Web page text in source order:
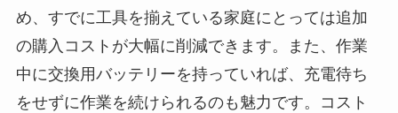
め、すでに工具を揃えている家庭にとっては追加
の購入コストが大幅に削減できます。また、作業
中に交換用バッテリーを持っていれば、充電待ち
をせずに作業を続けられるのも魅力です。コスト